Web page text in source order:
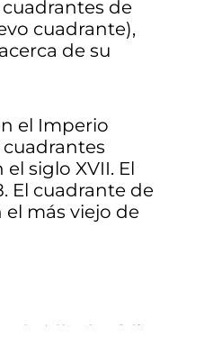
de
cuadrante),
de su
el Imperio
siglo XVII. El
El cuadrante de
más viejo de